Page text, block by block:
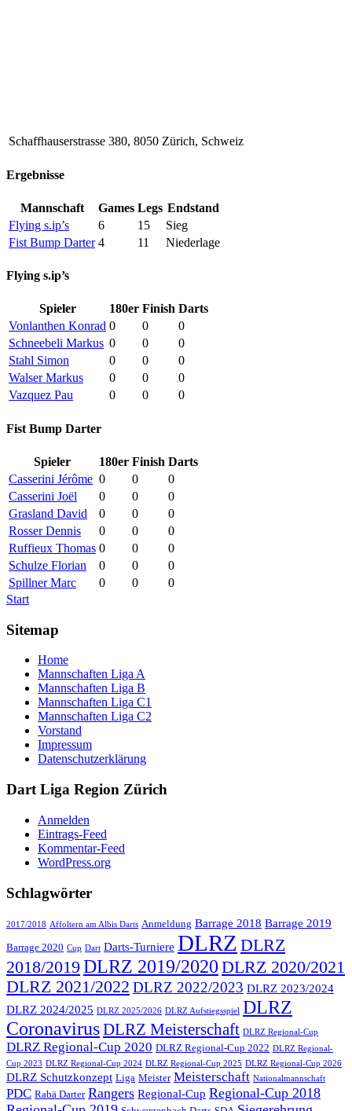
Schaffhauserstrasse 380, 8050 Zürich, Schweiz
Ergebnisse
Mannschaft Games Legs Endstand
Flying s.ip’s
6 15
Sieg
Fist Bump Darter 4 11 Niederlage
Flying s.ip’s
Spieler 180er Finish Darts
Vonlanthen Konrad 0 0
0
Schneebeli Markus 0 0
0
Stahl Simon
0 0
0
Walser Markus
0 0
0
Vazquez Pau
0 0 0
Fist Bump Darter
Spieler 180er Finish Darts
Casserini Jérôme 0 0
0
Casserini Joël
0 0
0
Grasland David
0 0
0
Rosser Dennis
0 0
0
Ruffieux Thomas 0 0
0
Schulze Florian
0 0
0
Spillner Marc
0 0
0
Start
Sitemap
Home
Mannschaften Liga A
Mannschaften Liga B
Mannschaften Liga C1
Mannschaften Liga C2
Vorstand
Impressum
Datenschutzerklärung
Dart Liga Region Zürich
Anmelden
Eintrags-Feed
Kommentar-Feed
WordPress.org
Schlagwörter
2017/2018 Affoltern am Albis Darts Anmeldung Barrage 2018 Barrage 2019
Barrage 2020 Cup Dart Darts-Turniere DLRZ DLRZ
2018/2019 DLRZ 2019/2020 DLRZ 2020/2021
DLRZ 2021/2022 DLRZ 2022/2023 DLRZ 2023/2024
DLRZ 2024/2025 DLRZ 2025/2026 DLRZ Aufstiegsspiel DLRZ
CoronavirusDLRZ Meisterschaft DLRZ Regional-Cup
DLRZ Regional-Cup 2020 DLRZ Regional-Cup 2022 DLRZ Regional-
Cup 2023 DLRZ Regional-Cup 2024 DLRZ Regional-Cup 2025 DLRZ Regional-Cup 2026
DLRZ Schutzkonzept Liga Meister Meisterschaft Nationalmannschaft
PDC Rabä Darter Rangers Regional-Cup Regional-Cup 2018